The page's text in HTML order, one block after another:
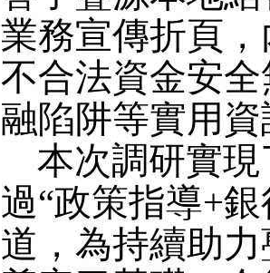
業務宣傳折頁
不合法資金安
融陷阱等實用
本次調研實
過“政策指導+
道，為持續助